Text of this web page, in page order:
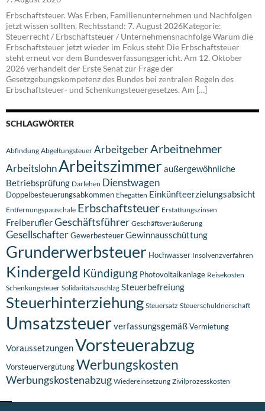
Erbschaftsteuer. Was Erben, Familienunternehmen und Nachfolgen
jetzt wissen sollten. Rechtsstand: 7. August 2026Kategorie:
Steuerrecht / Erbschaftsteuer / Unternehmensnachfolge Warum die
Erbschaftsteuer jetzt wieder im Fokus steht Die Erbschaftsteuer
steht erneut vor dem Bundesverfassungsgericht. Am 12. Oktober
2026 verhandelt der Erste Senat zur Frage der
Gesetzgebungskompetenz des Bundes bei zentralen Regeln des
Erbschaftsteuer- und Schenkungsteuergesetzes. Am […]
SCHLAGWÖRTER
Abfindung Abgeltungsteuer ArbeitgeberArbeitnehmer
ArbeitslohnArbeitszimmeraußergewöhnliche
Betriebsprüfung Darlehen Dienstwagen
Doppelbesteuerungsabkommen Ehegatten Einkünfteerzielungsabsicht
Entfernungspauschale Erbschaftsteuer Erstattungszinsen
FreiberuflerGeschäftsführer Geschäftsveräußerung
GesellschafterGewerbesteuerGewinnausschüttung
Grunderwerbsteuer Hochwasser Insolvenzverfahren
Kindergeld Kündigung Photovoltaikanlage Reisekosten
Schenkungsteuer Solidaritätszuschlag Steuerbefreiung
Steuerhinterziehung Steuersatz Steuerschuldnerschaft
Umsatzsteuer verfassungsgemäßVermietung
VoraussetzungenVorsteuerabzug
VorsteuervergütungWerbungskosten
Werbungskostenabzug Wiedereinsetzung Zivilprozesskosten